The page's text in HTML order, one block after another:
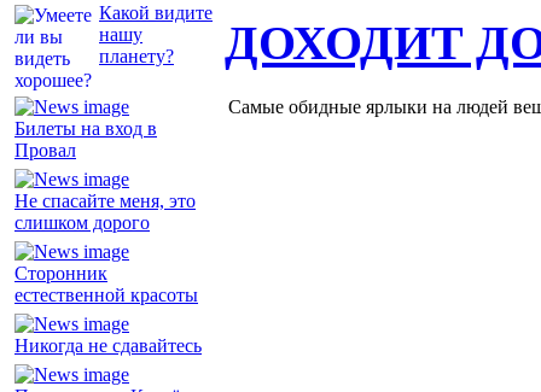
Какой видите
нашу
планету?
Билеты на вход в
Провал
Не спасайте меня, это
слишком дорого
Сторонник
естественной красоты
Никогда не сдавайтесь
ДОХОДИТ
Самые обидные ярлыки на людей